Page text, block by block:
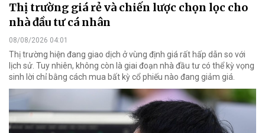
Thị trường giá rẻ và chiến lược chọn lọc cho
nhà đầu tư cá nhân
08/08/2026 04:01
Thị trường hiện đang giao dịch ở vùng định giá rất hấp dẫn so với
lịch sử. Tuy nhiên, không còn là giai đoạn nhà đầu tư có thể kỳ vọng
sinh lời chỉ bằng cách mua bất kỳ cổ phiếu nào đang giảm giá.